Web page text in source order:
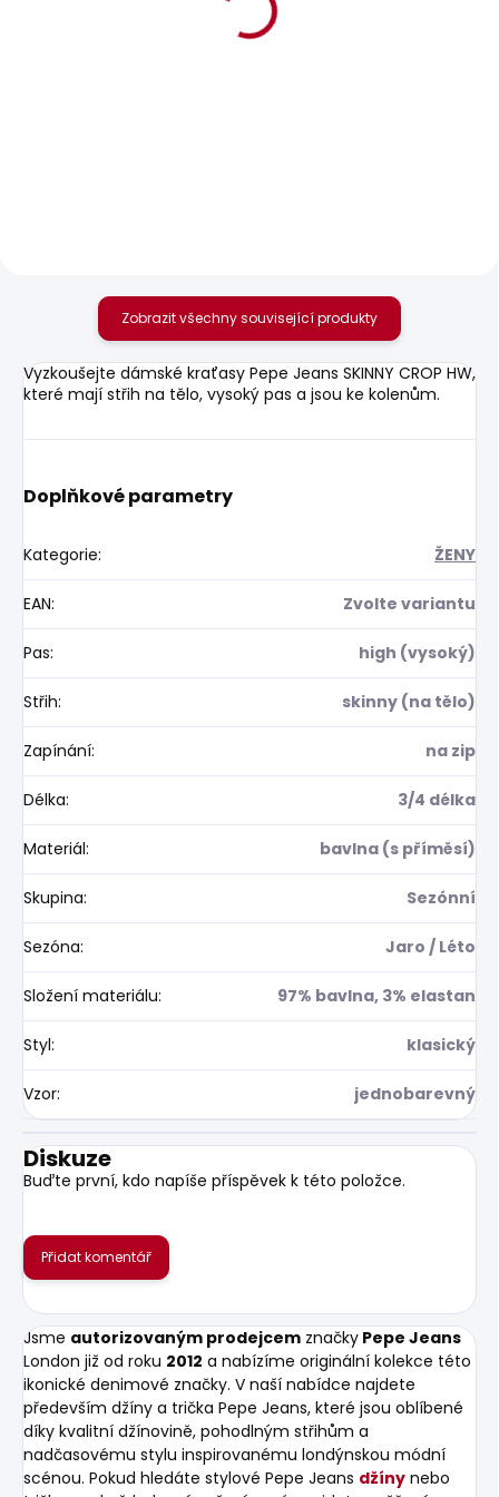
Zobrazit všechny související produkty
Vyzkoušejte dámské kraťasy Pepe Jeans SKINNY CROP HW,
které mají střih na tělo, vysoký pas a jsou ke kolenům.
Doplňkové parametry
Kategorie: ŽENY
EAN: Zvolte variantu
Pas: high (vysoký)
Střih: skinny (na tělo)
Zapínání: na zip
Délka: 3/4 délka
Materiál: bavlna (s příměsí)
Skupina: Sezónní
Sezóna: Jaro / Léto
Složení materiálu: 97% bavlna, 3% elastan
Styl: klasický
Vzor: jednobarevný
Diskuze
Buďte první, kdo napíše příspěvek k této položce.
Přidat komentář
Jsme autorizovaným prodejcem značky Pepe Jeans
London již od roku 2012 a nabízíme originální kolekce této
ikonické denimové značky. V naší nabídce najdete
především džíny a trička Pepe Jeans, které jsou oblíbené
díky kvalitní džínovině, pohodlným střihům a
nadčasovému stylu inspirovanému londýnskou módní
scénou. Pokud hledáte stylové Pepe Jeans džíny nebo